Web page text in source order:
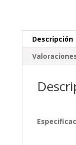
Descripción